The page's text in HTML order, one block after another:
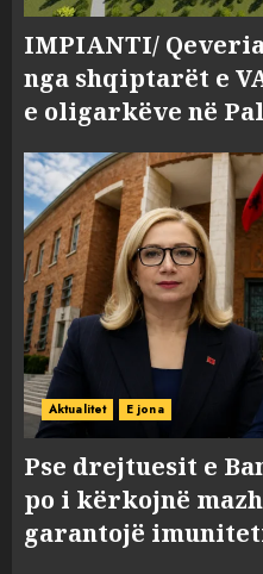
IMPIANTI/
nga shqiptarët e
e oligarkëve në
Aktualitet E jona
Pse drejtuesit e
po i kërkojnë
garantojë